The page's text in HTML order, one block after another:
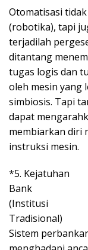
Otomatisasi
(robotika), tapi
terjadilah
ditantang
tugas logis dan
oleh mesin yang
simbiosis. Tapi
dapat
membiarkan diri
instruksi mesin.
*5. Kejatuhan
Bank
(Institusi
Tradisional)
Sistem